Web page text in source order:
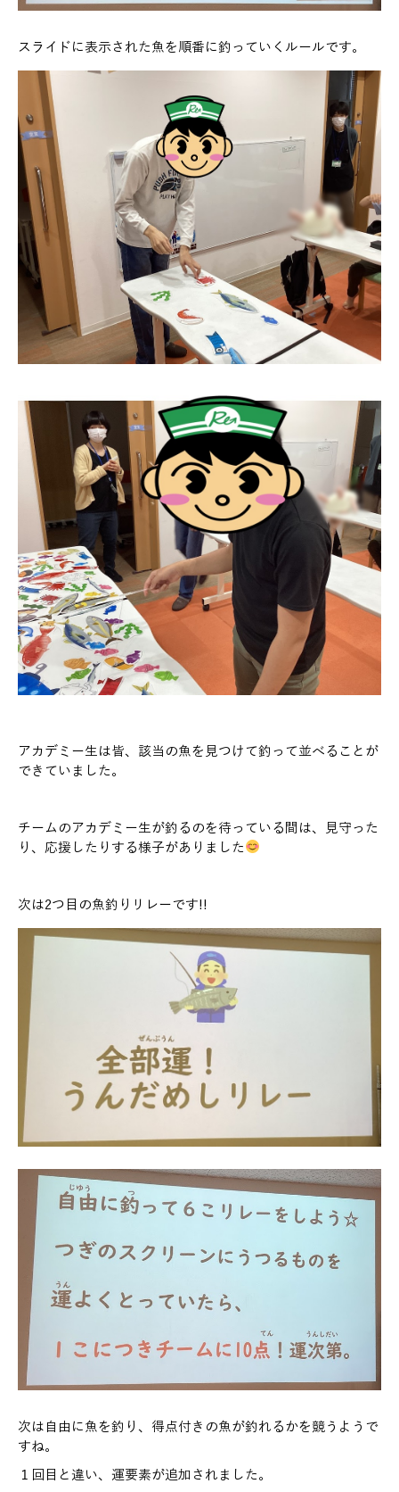
スライドに表示された魚を順番に釣っていくルールです。
アカデミー生は皆、該当の魚を見つけて釣って並べることが
できていました。
チームのアカデミー生が釣るのを待っている間は、見守った
り、応援したりする様子がありました
次は2つ目の魚釣りリレーです!!
次は自由に魚を釣り、得点付きの魚が釣れるかを競うようで
すね。
１回目と違い、運要素が追加されました。